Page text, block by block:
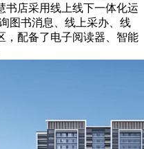
书店采用线上线下一体化运
图书消息、线上采办、线
，配备了电子阅读器、智能